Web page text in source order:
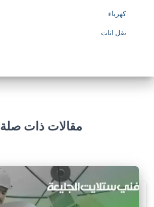
كهرباء
نقل اثاث
مقالات ذات صلة